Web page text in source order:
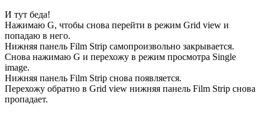
И тут беда!
Нажимаю G, чтобы снова перейти в режим Grid view и
попадаю в него.
Нижняя панель Film Strip самопроизвольно закрывается.
Снова нажимаю G и перехожу в режим просмотра Single
image.
Нижняя панель Film Strip снова появляется.
Перехожу обратно в Grid view нижняя панель Film Strip снова
пропадает.